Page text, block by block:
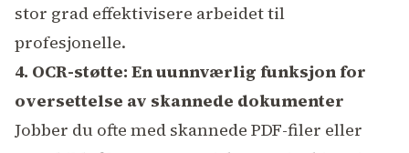
stor grad effektivisere arbeidet til
profesjonelle.
4. OCR-støtte: En uunnværlig funksjon for
oversettelse av skannede dokumenter
Jobber du ofte med skannede PDF-filer eller